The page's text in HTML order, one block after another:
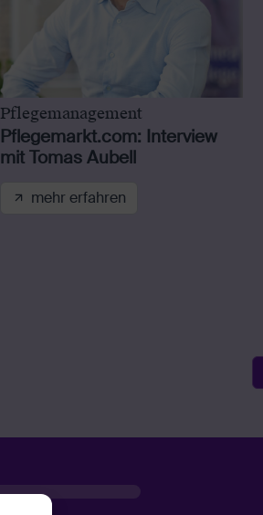
Pflegemanagement
Pflegemarkt.com: Interview
mit Tomas Aubell
mehr erfahren